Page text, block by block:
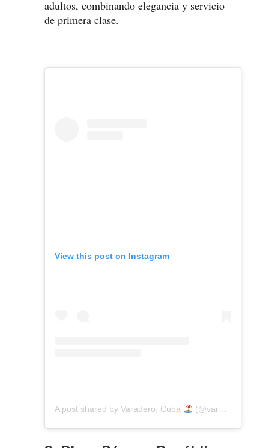
adultos, combinando elegancia y servicio
de primera clase.
View this post on Instagram
A post shared by Varadero, Cuba (@varaderobeach.cuba)